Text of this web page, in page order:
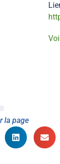
la page